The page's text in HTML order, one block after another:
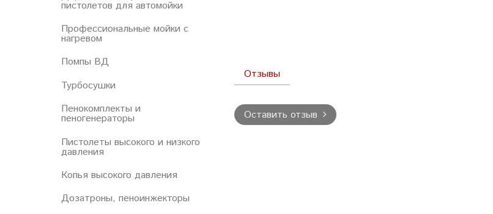
Отзывы
Оставить отзыв
пистолетов для автомойки
Профессиональные мойки с
нагревом
Помпы ВД
Турбосушки
Пенокомплекты и
пеногенераторы
Пистолеты высокого и низкого
давления
Копья высокого давления
Дозатроны, пеноинжекторы